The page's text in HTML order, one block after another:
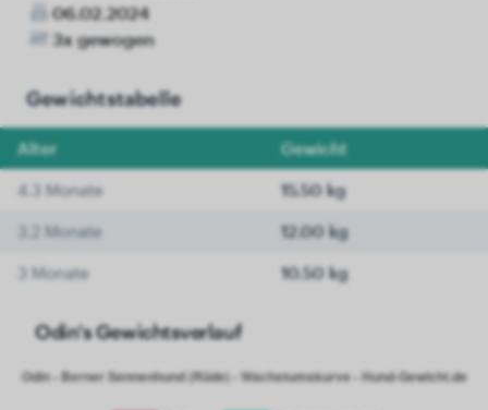
06.02.2024
3x gewogen
Gewichtstabelle
Alter Gewicht
4.3 Monate 15.50 kg
3.2 Monate 12.00 kg
3 Monate 10.50 kg
Odin's Gewichtsverlauf